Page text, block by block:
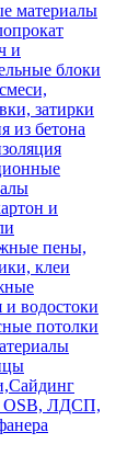
материалы
и
блоки
затирки
из бетона
и
пены,
клеи
и водостоки
потолки
ЛДСП,